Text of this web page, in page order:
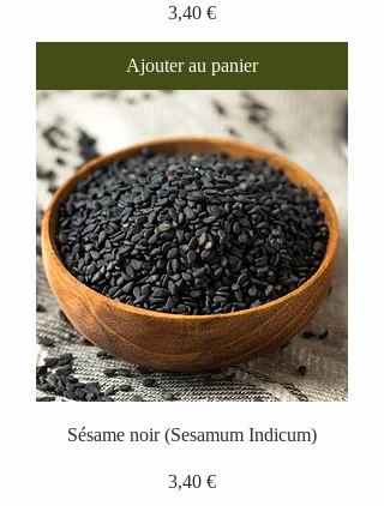
Prix
3,40 €
Ajouter au panier
Sésame noir (Sesamum Indicum)
Prix
3,40 €